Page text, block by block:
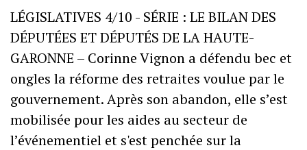
LÉGISLATIVES 4/10 - SÉRIE : LE BILAN DES
DÉPUTÉES ET DÉPUTÉS DE LA HAUTE-
GARONNE – Corinne Vignon a défendu bec et
ongles la réforme des retraites voulue par le
gouvernement. Après son abandon, elle s’est
mobilisée pour les aides au secteur de
l’événementiel et s'est penchée sur la